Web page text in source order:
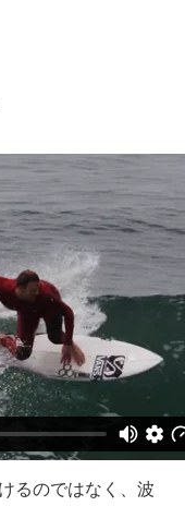
るのではなく、波